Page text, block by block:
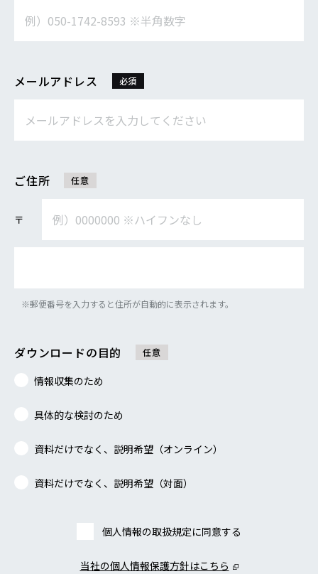
メールアドレス 必須
ご住所 任意
〒
※郵便番号を入力すると住所が自動的に表示されます。
ダウンロードの目的 任意
情報収集のため
具体的な検討のため
資料だけでなく、説明希望（オンライン）
資料だけでなく、説明希望（対面）
個人情報の取扱規定に同意する
当社の個人情報保護方針はこちら